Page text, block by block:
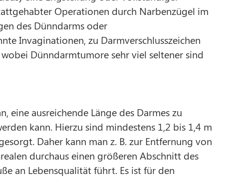
Operationen durch Narbenzügel im
des Dünndarms oder
Invaginationen, zu Darmverschlusszeichen
Dünndarmtumore sehr viel seltener sind
eine ausreichende Länge des Darmes zu
kann. Hierzu sind mindestens 1,2 bis 1,4 m
Daher kann man z. B. zur Entfernung von
durchaus einen größeren Abschnitt des
an Lebensqualität führt. Es ist für den